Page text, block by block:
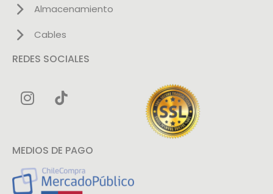
Almacenamiento
Cables
REDES SOCIALES
MEDIOS DE PAGO